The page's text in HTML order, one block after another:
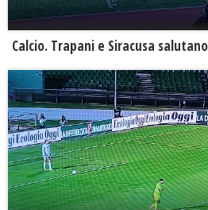
Calcio. Trapani e Siracusa